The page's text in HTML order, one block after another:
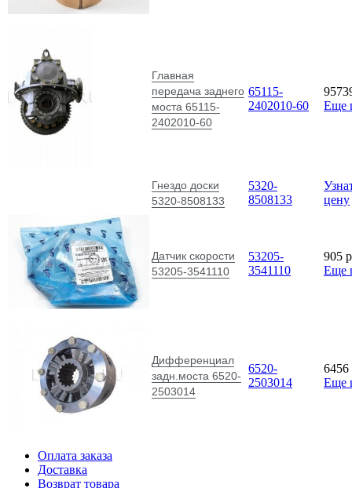
Главная
передача заднего
моста 65115-
2402010-60
65115-
2402010-60
Еще
Гнездо доски
5320-8508133
5320-
8508133
цену
Датчик скорости
53205-3541110
53205-
3541110
905 p
Еще
Дифференциал
задн.моста 6520-
2503014
6520-
2503014
6456
Еще
Оплата заказа
Доставка
Возврат товара